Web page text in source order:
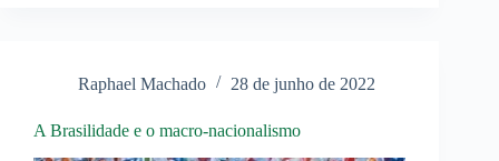
Raphael Machado 28 de junho de 2022
A Brasilidade e o macro-nacionalismo